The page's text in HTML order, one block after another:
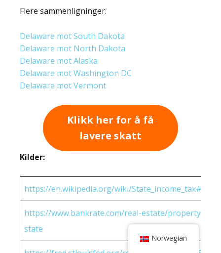
Flere sammenligninger:
Delaware mot South Dakota
Delaware mot North Dakota
Delaware mot Alaska
Delaware mot Washington DC
Delaware mot Vermont
Klikk her for å få
lavere skatt
Kilder:
https://en.wikipedia.org/wiki/
https://www.bankrate.com/real-estate/property-
state
Norwegian